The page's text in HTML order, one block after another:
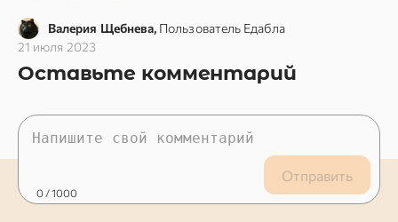
Валерия Щебнева, Пользователь Едабла
21 июля 2023
Оставьте комментарий
Отправить
0 / 1000